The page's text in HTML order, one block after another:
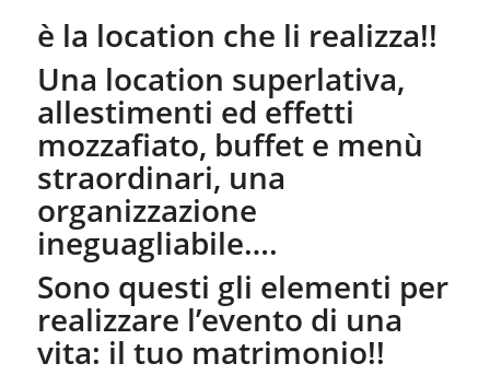
è la location che li realizza!!
Una location superlativa,
allestimenti ed effetti
mozzafiato, buffet e menù
straordinari, una
organizzazione
ineguagliabile….
Sono questi gli elementi per
realizzare l’evento di una
vita: il tuo matrimonio!!